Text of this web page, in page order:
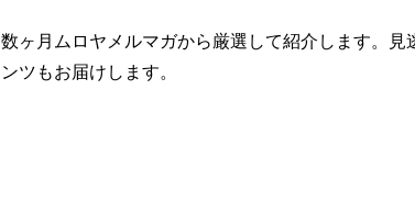
ヶ月ムロヤメルマガから厳選して紹介します。
ツもお届けします。